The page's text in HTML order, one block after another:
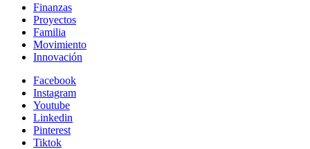
Finanzas
Proyectos
Familia
Movimiento
Innovación
Facebook
Instagram
Youtube
Linkedin
Pinterest
Tiktok